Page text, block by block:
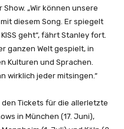
„Wir können unsere
diesem Song. Er spiegelt
geht“, fährt Stanley fort.
ganzen Welt gespielt, in
Kulturen und Sprachen.
wirklich jeder mitsingen.“
Tickets für die allerletzte
in München (17. Juni),